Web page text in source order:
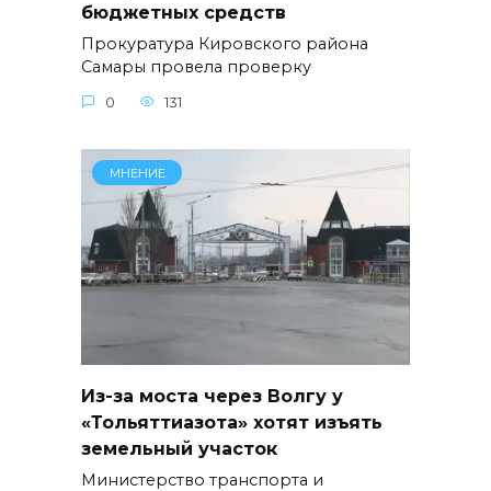
бюджетных средств
Прокуратура Кировского района
Самары провела проверку
0 131
МНЕНИЕ
Из-за моста через Волгу у
«Тольяттиазота» хотят изъять
земельный участок
Министерство транспорта и